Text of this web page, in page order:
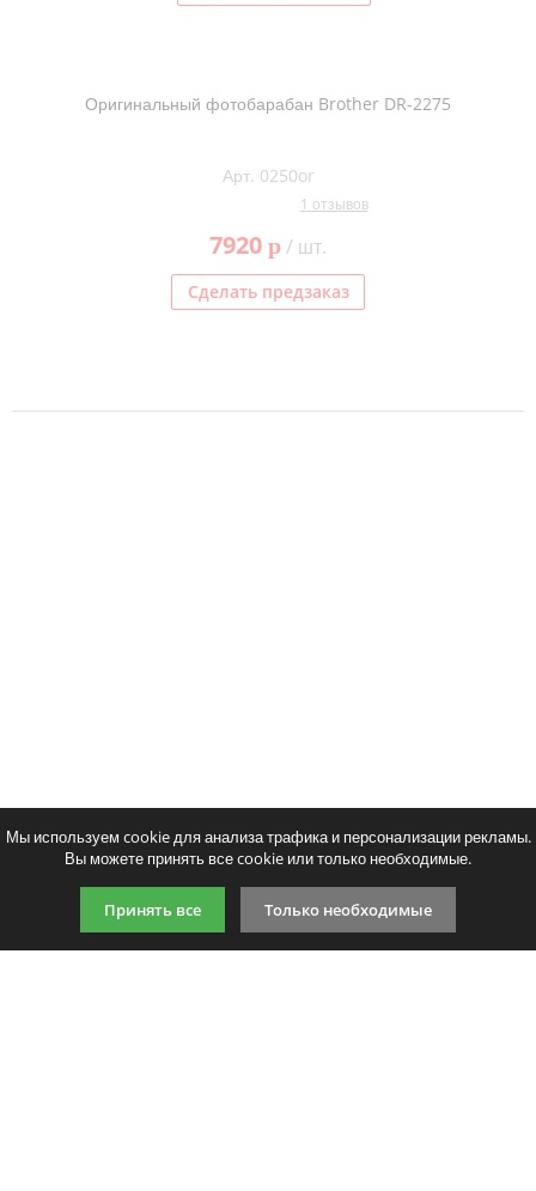
Оригинальный фотобарабан Brother DR-2275
Арт. 0250or
1 отзывов
7920 p/ шт.
Сделать предзаказ
Мы используем cookie для анализа трафика и персонализации рекламы.
Вы можете принять все cookie или только необходимые.
Принять все Только необходимые